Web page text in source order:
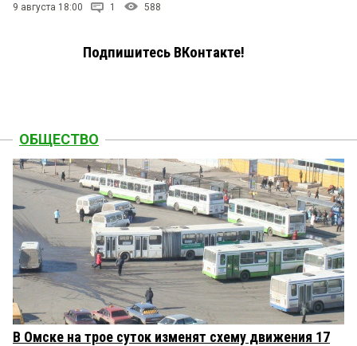
9 августа 18:00 1 588
Подпишитесь ВКонтакте!
ОБЩЕСТВО
В Омске на трое суток изменят схему движения 17